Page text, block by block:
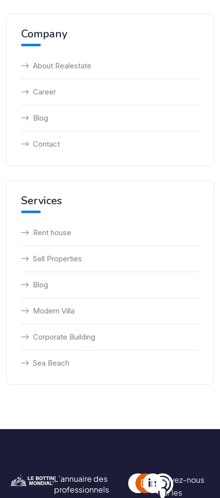
Company
About Realestate
Career
Blog
Contact
Services
Rent house
Sell Properties
Blog
Modern Villa
Corporate Building
Sea Beach
L’annuaire des
professionnels
Suivez-nous
sur les